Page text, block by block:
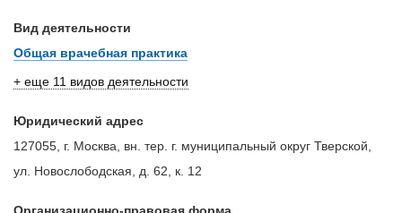
Вид деятельности
Общая врачебная практика
+ еще 11 видов деятельности
Юридический адрес
127055, г. Москва, вн. тер. г. муниципальный округ Тверской,
ул. Новослободская, д. 62, к. 12
Организационно-правовая форма